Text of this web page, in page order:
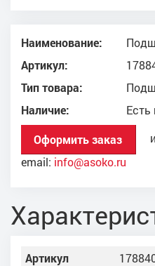
Наименование:
Артикул:
Тип товара:
Наличие:
Есть
Оформить заказ
email: info@asoko.ru
Артикул